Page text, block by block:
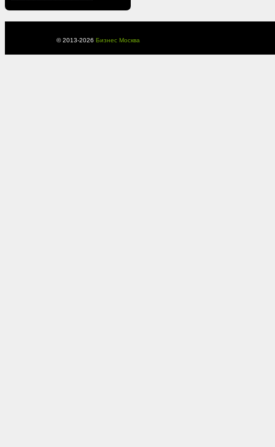
© 2013-2026 Бизнес Москва